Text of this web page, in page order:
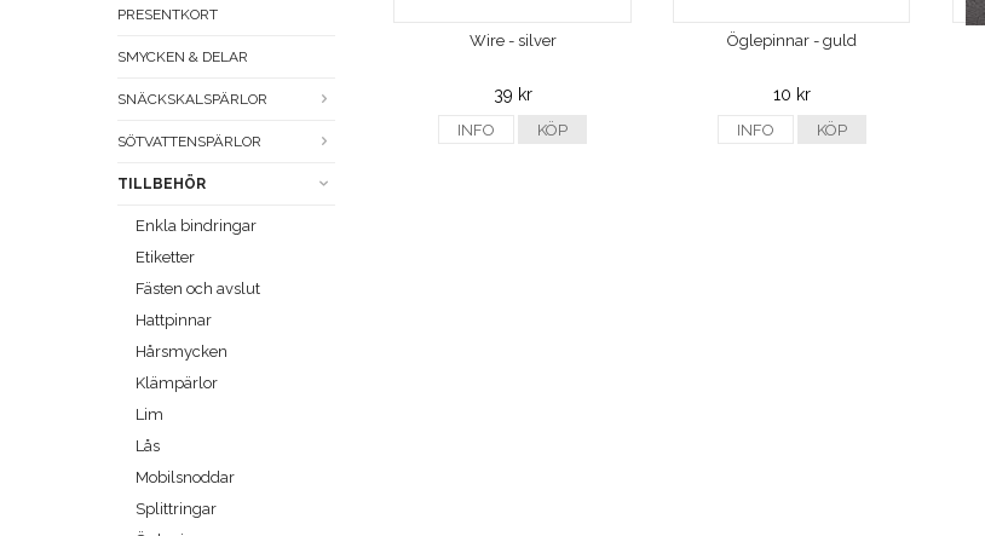
PRESENTKORT
SMYCKEN & DELAR
SNÄCKSKALSPÄRLOR
SÖTVATTENSPÄRLOR
TILLBEHÖR
Enkla bindringar
Etiketter
Fästen och avslut
Hattpinnar
Hårsmycken
Klämpärlor
Lim
Lås
Mobilsnoddar
Splittringar
Wire - silver
39 kr
INFO KÖP
Öglepinnar - guld
10 kr
INFO KÖP